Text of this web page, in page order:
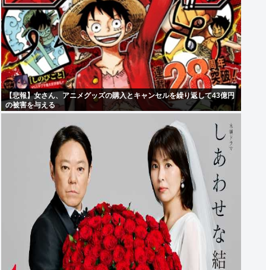
【悲報】女さん、アニメグッズの購入とキャンセルを繰り返して43億円
の被害を与える